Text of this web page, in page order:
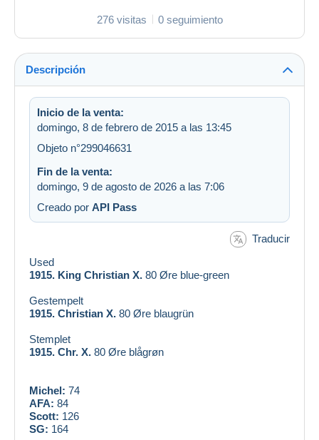
276 visitas 0 seguimiento
Descripción
Inicio de la venta:
domingo, 8 de febrero de 2015 a las 13:45
Objeto n°299046631
Fin de la venta:
domingo, 9 de agosto de 2026 a las 7:06
Creado por API Pass
Traducir
Used
1915. King Christian X. 80 Øre blue-green
Gestempelt
1915. Christian X. 80 Øre blaugrün
Stemplet
1915. Chr. X. 80 Øre blågrøn
Michel: 74
AFA: 84
Scott: 126
SG: 164